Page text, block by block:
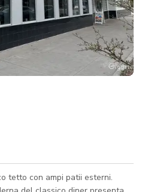
tetto con ampi patii esterni.